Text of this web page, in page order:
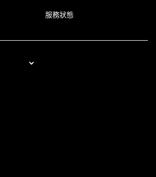
服務狀態